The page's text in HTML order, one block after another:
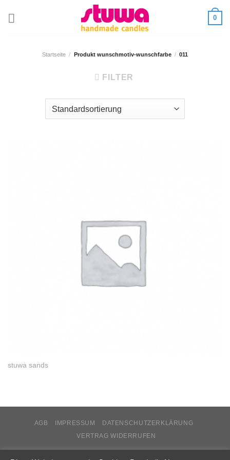
0
Startseite / Produkt wunschmotiv-wunschfarbe / 011
FILTER
stuwa sands
AGB IMPRESSUM
DATENSCHUTZERKLÄRUNG
VERTRAG WIDERRUFEN